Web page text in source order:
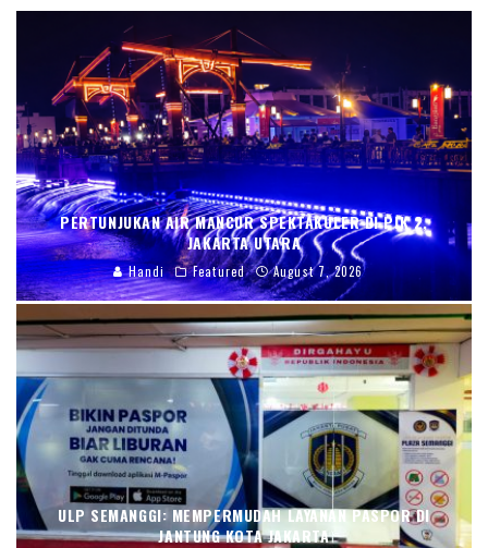
PERTUNJUKAN AIR MANCUR SPEKTAKULER DI PIK 2,
JAKARTA UTARA
Handi Featured August 7, 2026
ULP SEMANGGI: MEMPERMUDAH LAYANAN PASPOR DI
JANTUNG KOTA JAKARTA